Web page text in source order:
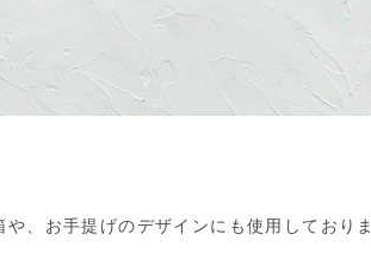
、お手提げのデザインにも使用しておりま